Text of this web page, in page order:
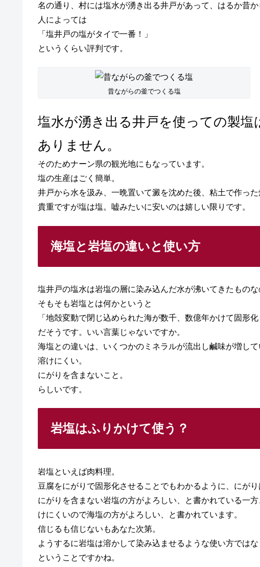
名の通り、村には塩水が湧き出る井戸があって、はるか昔
人によっては
「塩井戸の塩がタイで一番！」
というくらい評判です。
昔ながらの釜でつくる塩
塩水が湧き出る井戸を使っての製
ありません。
そのためナーン県の観光地にもなっています。
塩の生産はごく簡単。
井戸から水を汲み、一晩置いて澱を沈めた後、粘土で作った
貴重ですが塩は塩。嘘みたいに安いのは嬉しい限りです。
海塩と岩塩の違いと使い方
塩井戸の塩水は岩塩の層に染み込んだ水が沸いてきたものな
そもそも岩塩とは何かというと
「地殻変動で閉じ込められた海が数千、数億年かけて固形化
だそうです。いい言葉じゃないですか。
海塩との違いは、いくつかのミネラルが流出し鹹味が増して
溶けにくい。
にがりを含まないこと。
らしいです。
岩塩はふりかけて使う？
岩塩といえば肉料理。
豆腐をにがりで固形化させることでもわかるように、にが
にがりを含まない岩塩の方がよろしい、と書かれている一
けにくいので海塩の方がよろしい、と書かれています。
信じるも信じないもあなた次第。
ようするに岩塩は溶かして染み込ませるような使い方では
ということですかね。